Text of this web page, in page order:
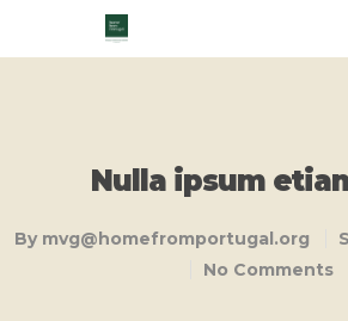
Nulla ipsum
By mvg@homefromportugal.org
No Comments